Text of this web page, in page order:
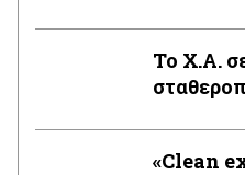
Το Χ.Α.
«Clean